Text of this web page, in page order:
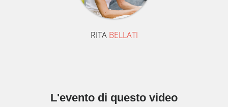
RITA BELLATI
L'evento di questo video